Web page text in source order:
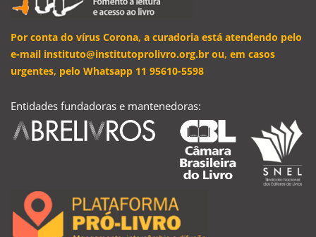
Por conta do vírus Corona, a curadoria está atendendo pelo
e-mail instituto@institutoprolivro.org.br ou, em casos
urgentes, pelo Whatsapp 11 95610-5598
Entidades fundadoras e mantenedoras: